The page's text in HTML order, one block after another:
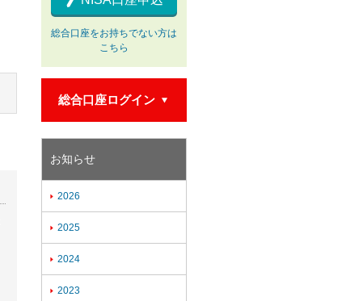
総合口座をお持ちでない方は
こちら
総合口座ログイン
お知らせ
 2026
 2025
 2024
 2023